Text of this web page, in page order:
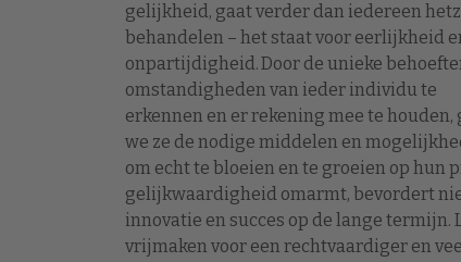
gelijkheid, gaat verder dan iedereen
behandelen – het staat voor eerlijkheid
onpartijdigheid. Door de unieke
omstandigheden van ieder individu te
erkennen en er rekening mee te houden,
we ze de nodige middelen en
om echt te bloeien en te groeien op hun
gelijkwaardigheid omarmt, bevordert
innovatie en succes op de lange
vrijmaken voor een rechtvaardiger en